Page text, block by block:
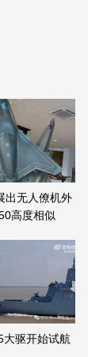
出无人僚机外
高度相似
大驱开始试航